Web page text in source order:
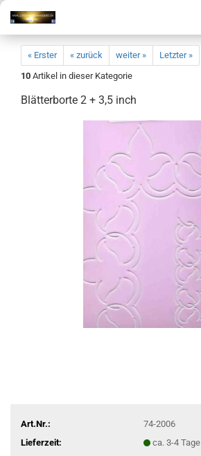
« Erster « zurück weiter »
Letzter »
10 Artikel in dieser Kategorie
Blätterborte 2 + 3,5 inch
Art.Nr.:
74-2006
Lieferzeit:
ca. 3-4 Tage